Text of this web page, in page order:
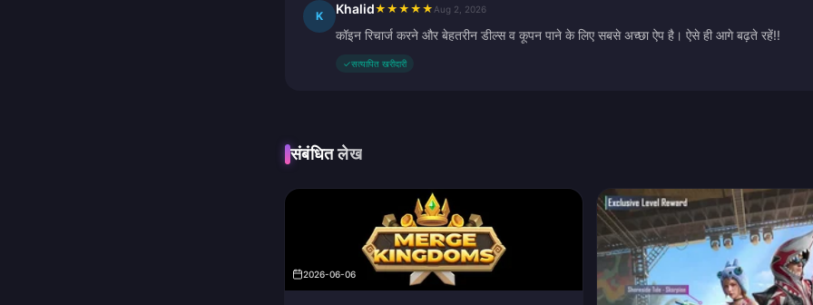
K Khalid★ ★ ★ ★ ★ Aug 2, 2026
कॉइन रिचार्ज करने और बेहतरीन डील्स व कूपन पाने के लिए सबसे अच्छा ऐप है। ऐसे ही आगे बढ़ते रहें!!
✓सत्यापित खरीदारी
संबंधित लेख
2026-06-06